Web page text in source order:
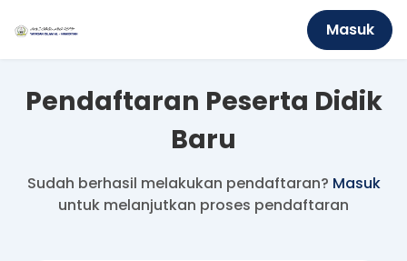
Masuk
Pendaftaran Peserta Didik
Baru
Sudah berhasil melakukan pendaftaran? Masuk
untuk melanjutkan proses pendaftaran